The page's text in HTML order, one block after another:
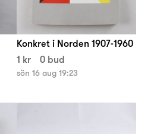
Konkret i Norden 1907-1960
1 kr
0 bud
sön 16 aug 19:23